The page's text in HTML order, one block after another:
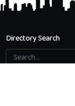
Directory Search
Search...